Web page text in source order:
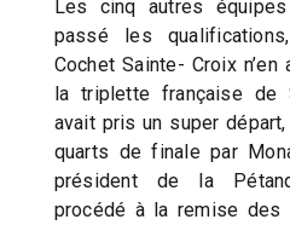
Les cinq autres équipes
passé les
Cochet Sainte- Croix
la triplette française de
avait pris un super
quarts de finale par
président de la
procédé à la remise des